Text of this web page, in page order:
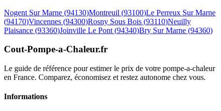
Nogent Sur Marne (94130)Montreuil (93100)Le Perreux Sur Marne
(94170)Vincennes (94300)Rosny Sous Bois (93110)Neuilly
Plaisance (93360)Joinville Le Pont (94340)Bry Sur Marne (94360)
Cout-Pompe-a-Chaleur.fr
Le guide de référence pour estimer le prix de votre pompe-a-chaleur
en France. Comparez, économisez et restez autonome chez vous.
Informations